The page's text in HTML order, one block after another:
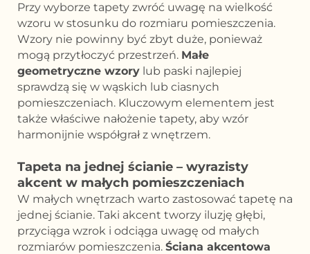
Przy wyborze tapety zwróć uwagę na wielkość
wzoru w stosunku do rozmiaru pomieszczenia.
Wzory nie powinny być zbyt duże, ponieważ
mogą przytłoczyć przestrzeń. Małe
geometryczne wzory lub paski najlepiej
sprawdzą się w wąskich lub ciasnych
pomieszczeniach. Kluczowym elementem jest
także właściwe nałożenie tapety, aby wzór
harmonijnie współgrał z wnętrzem.
Tapeta na jednej ścianie – wyrazisty
akcent w małych pomieszczeniach
W małych wnętrzach warto zastosować tapetę na
jednej ścianie. Taki akcent tworzy iluzję głębi,
przyciąga wzrok i odciąga uwagę od małych
rozmiarów pomieszczenia. Ściana akcentowa